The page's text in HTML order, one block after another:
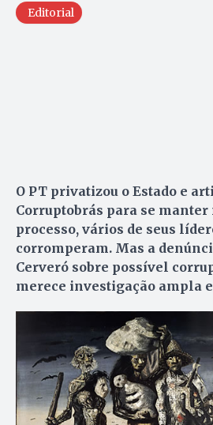
Edi­to­ri­al
O PT privatizou o Estado e
Corruptobrás para se manter
processo, vários de seus
corromperam. Mas a
Cerveró sobre possível
merece investigação ampla